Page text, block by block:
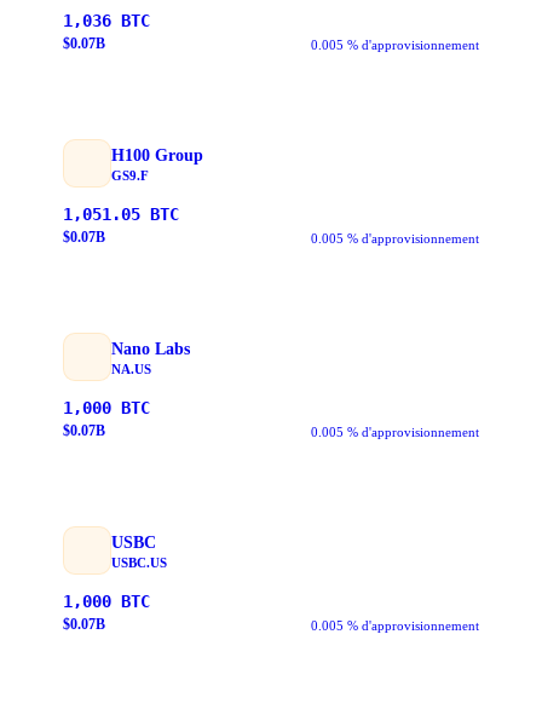
1,036 BTC
$0.07B 0.005 % d'approvisionnement
H100 Group
GS9.F
1,051.05 BTC
$0.07B 0.005 % d'approvisionnement
Nano Labs
NA.US
1,000 BTC
$0.07B 0.005 % d'approvisionnement
USBC
USBC.US
1,000 BTC
$0.07B 0.005 % d'approvisionnement